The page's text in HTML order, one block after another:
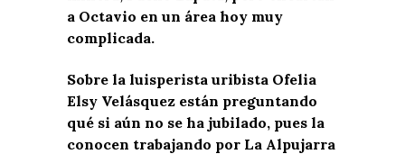
a Octavio en un área hoy muy
complicada.
Sobre la luisperista uribista Ofelia
Elsy Velásquez están preguntando
qué si aún no se ha jubilado, pues la
conocen trabajando por La Alpujarra